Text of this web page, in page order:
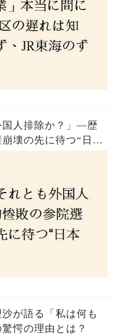
国人排除か？」―歴
壊の先に待つ“日本
が語る「私は何も
愕の理由とは？